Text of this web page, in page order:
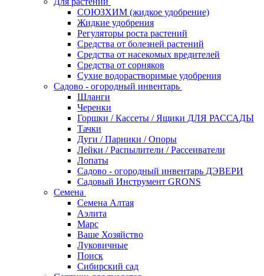
СОЮЗХИМ (жидкое удобрение)
Жидкие удобрения
Регуляторы роста растений
Средства от болезней растений
Средства от насекомых вредителей
Средства от сорняков
Сухие водорастворимые удобрения
Садово - огородный инвентарь
Шланги
Черенки
Горшки / Кассеты / Ящики ДЛЯ РАССАДЫ
Тачки
Дуги / Парники / Опоры
Лейки / Распылители / Рассеиватели
Лопаты
Садово - огородный инвентарь ДЭВЕРИ
Садовый Инструмент GRONS
Семена
Семена Алтая
Аэлита
Марс
Ваше Хозяйство
Луковичные
Поиск
Сибирский сад